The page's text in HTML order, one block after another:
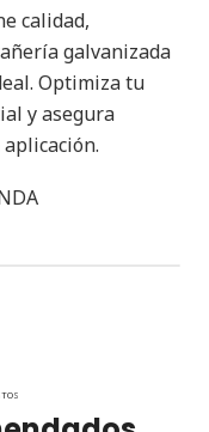
calidad,
galvanizada
Optimiza tu
y asegura